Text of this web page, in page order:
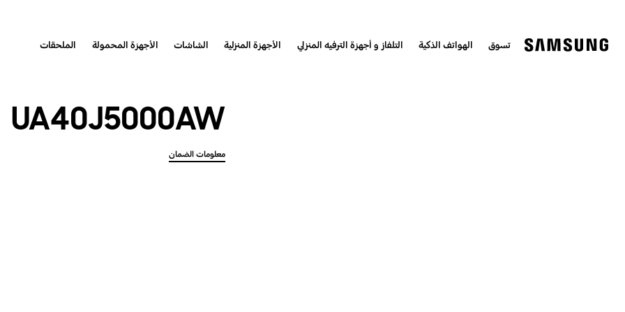
تسوق الهواتف الذكية التلفاز و أجهزة الترفيه المنزلي الأجهزة المنزلية الشاشات الأجهزة المحمولة الملحقات
UA40J5000AW
معلومات الضمان